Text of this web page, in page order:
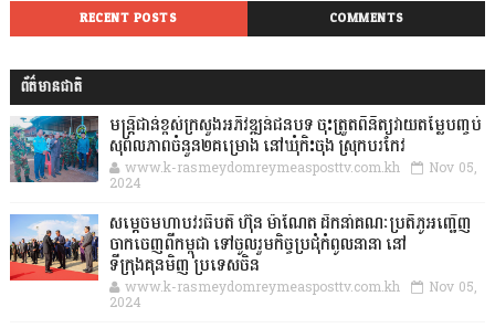
RECENT POSTS COMMENTS
ព័ត៌មានជាតិ
មន្ត្រីជាន់ខ្ពស់ក្រសួងអភិវឌ្ឍន៍ជនបទ ចុះត្រួតពិនិត្យវាយតម្លៃបញ្ចប់
សុពលភាពចំនួន២គម្រោង នៅឃុំកិះចុង ស្រុកបរកែវ
www.k-rasmeydomreymeasposttv.com.kh Nov 05,
2024
សម្តេចមហាបវរធិបតី ហ៊ុន ម៉ាណែត ដឹកនាំគណៈប្រតិភូអញ្ជើញ
ចាកចេញពីកម្ពុជា ទៅចូលរួមកិច្ចប្រជុំកំពូលនានា នៅ
ទីក្រុងគុនមិញ ប្រទេសចិន
www.k-rasmeydomreymeasposttv.com.kh Nov 05,
2024